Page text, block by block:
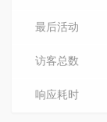
最后活动
访客总数
响应耗时